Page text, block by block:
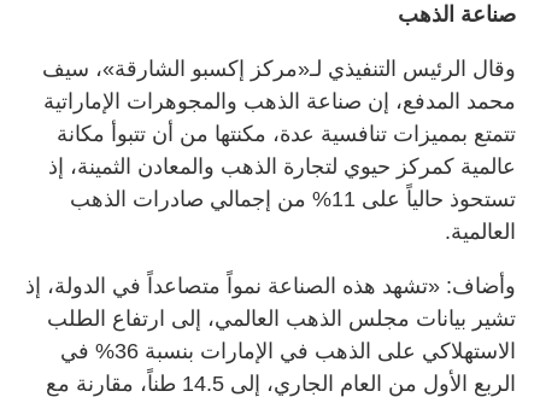
صناعة الذهب
وقال الرئيس التنفيذي لـ«مركز إكسبو الشارقة»، سيف
محمد المدفع، إن صناعة الذهب والمجوهرات الإماراتية
تتمتع بمميزات تنافسية عدة، مكنتها من أن تتبوأ مكانة
عالمية كمركز حيوي لتجارة الذهب والمعادن الثمينة، إذ
تستحوذ حالياً على 11% من إجمالي صادرات الذهب
العالمية.
وأضاف: «تشهد هذه الصناعة نمواً متصاعداً في الدولة، إذ
تشير بيانات مجلس الذهب العالمي، إلى ارتفاع الطلب
الاستهلاكي على الذهب في الإمارات بنسبة 36% في
الربع الأول من العام الجاري، إلى 14.5 طناً، مقارنة مع